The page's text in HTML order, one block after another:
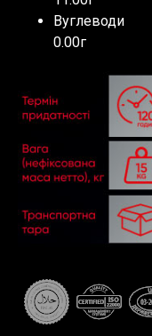
Вуглеводи
0.00г